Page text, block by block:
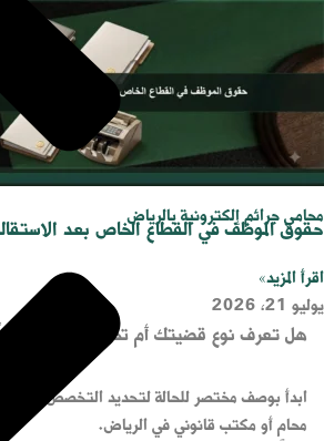
محامي جرائم إلكترونية بالرياض
حقوق الموظف في القطاع الخاص بعد
اقرأ المزيد»
يوليو 21, 2026
هل تعرف نوع قضيتك أم تحتاج توجيهاً
ابدأ بوصف مختصر للحالة لتحديد التخصص
محامٍ أو مكتب قانوني في الرياض.